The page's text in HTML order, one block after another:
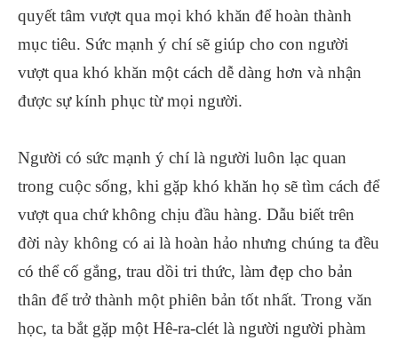
quyết tâm vượt qua mọi khó khăn để hoàn thành
mục tiêu. Sức mạnh ý chí sẽ giúp cho con người
vượt qua khó khăn một cách dễ dàng hơn và nhận
được sự kính phục từ mọi người.
Người có sức mạnh ý chí là người luôn lạc quan
trong cuộc sống, khi gặp khó khăn họ sẽ tìm cách để
vượt qua chứ không chịu đầu hàng. Dẫu biết trên
đời này không có ai là hoàn hảo nhưng chúng ta đều
có thể cố gắng, trau dồi tri thức, làm đẹp cho bản
thân để trở thành một phiên bản tốt nhất. Trong văn
học, ta bắt gặp một Hê-ra-clét là người người phàm